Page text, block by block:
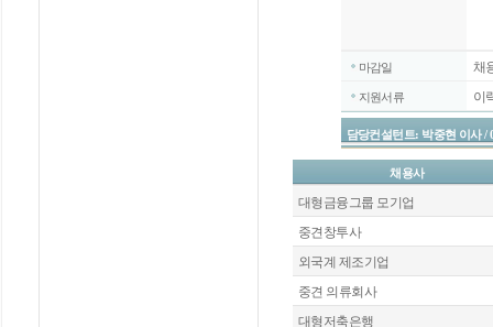
마감일 채
지원서류 이
담당컨설턴트: 박중현 이사 /
채용사
대형금융그룹 모기업
중견창투사
외국계 제조기업
중견 의류회사
대형저축은행